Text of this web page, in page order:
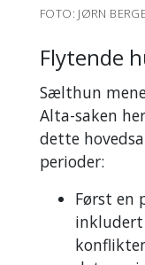
FOTO: JØRN
Flytende
Sælthun
Alta-saken
dette
perioder:
Først en
inkludert